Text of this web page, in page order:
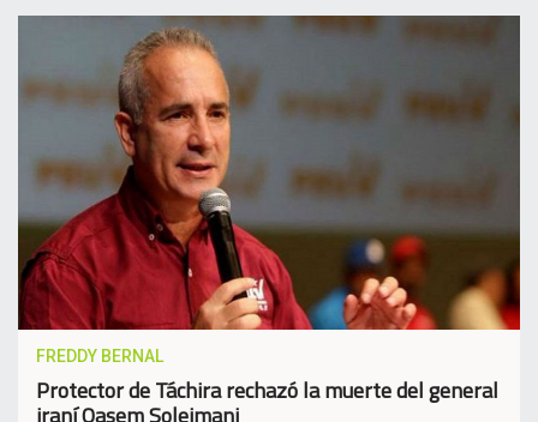
FREDDY BERNAL
Protector de Táchira rechazó la muerte del general
iraní Qasem Soleimani